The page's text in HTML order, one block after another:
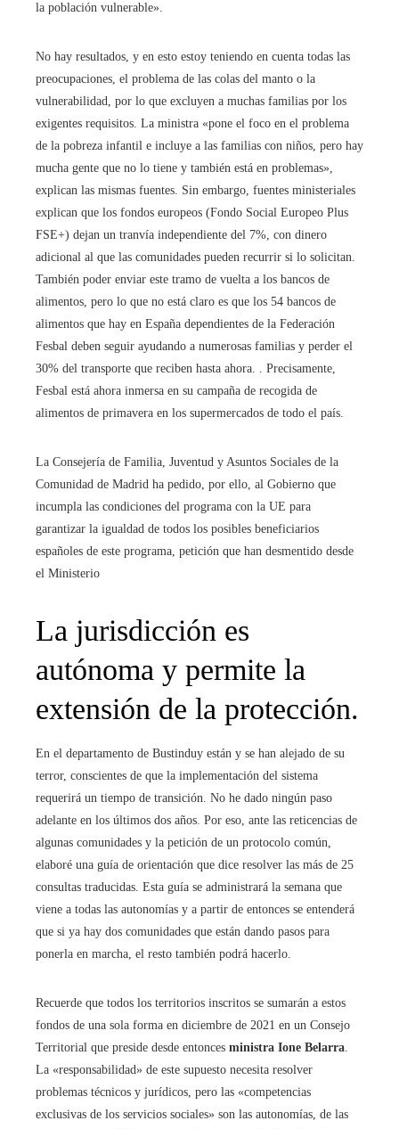
la población vulnerable».
No hay resultados, y en esto estoy teniendo en cuenta todas las
preocupaciones, el problema de las colas del manto o la
vulnerabilidad, por lo que excluyen a muchas familias por los
exigentes requisitos. La ministra «pone el foco en el problema
de la pobreza infantil e incluye a las familias con niños, pero hay
mucha gente que no lo tiene y también está en problemas»,
explican las mismas fuentes. Sin embargo, fuentes ministeriales
explican que los fondos europeos (Fondo Social Europeo Plus
FSE+) dejan un tranvía independiente del 7%, con dinero
adicional al que las comunidades pueden recurrir si lo solicitan.
También poder enviar este tramo de vuelta a los bancos de
alimentos, pero lo que no está claro es que los 54 bancos de
alimentos que hay en España dependientes de la Federación
Fesbal deben seguir ayudando a numerosas familias y perder el
30% del transporte que reciben hasta ahora. . Precisamente,
Fesbal está ahora inmersa en su campaña de recogida de
alimentos de primavera en los supermercados de todo el país.
La Consejería de Familia, Juventud y Asuntos Sociales de la
Comunidad de Madrid ha pedido, por ello, al Gobierno que
incumpla las condiciones del programa con la UE para
garantizar la igualdad de todos los posibles beneficiarios
españoles de este programa, petición que han desmentido desde
el Ministerio
La jurisdicción es
autónoma y permite la
extensión de la protección.
En el departamento de Bustinduy están y se han alejado de su
terror, conscientes de que la implementación del sistema
requerirá un tiempo de transición. No he dado ningún paso
adelante en los últimos dos años. Por eso, ante las reticencias de
algunas comunidades y la petición de un protocolo común,
elaboré una guía de orientación que dice resolver las más de 25
consultas traducidas. Esta guía se administrará la semana que
viene a todas las autonomías y a partir de entonces se entenderá
que si ya hay dos comunidades que están dando pasos para
ponerla en marcha, el resto también podrá hacerlo.
Recuerde que todos los territorios inscritos se sumarán a estos
fondos de una sola forma en diciembre de 2021 en un Consejo
Territorial que preside desde entonces ministra Ione Belarra.
La «responsabilidad» de este supuesto necesita resolver
problemas técnicos y jurídicos, pero las «competencias
exclusivas de los servicios sociales» son las autonomías, de las